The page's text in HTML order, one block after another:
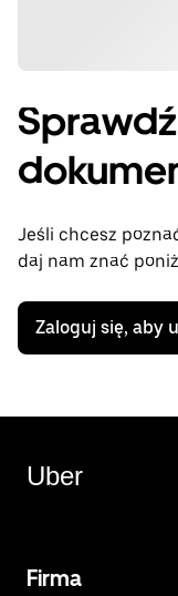
Jeśli chcesz
daj nam znać
Zaloguj się, aby
Uber
Firma